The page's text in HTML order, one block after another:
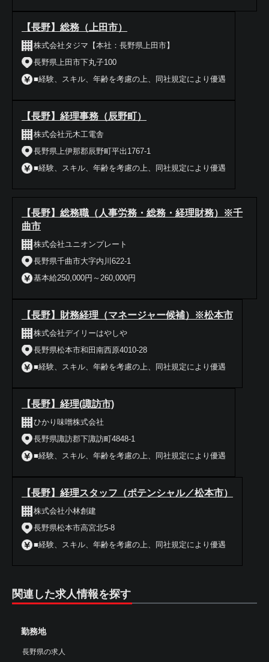
【長野】総務（上田市）
株式会社タジマ【本社：長野県上田市】
長野県上田市下丸子100
■経験、スキル、年齢を考慮の上、同社規定により優遇
【長野】経理事務（辰野町）
株式会社元木工電舎
長野県上伊那郡辰野町平出1767-1
■経験、スキル、年齢を考慮の上、同社規定により優遇
【長野】総務職（人事労務・総務・経理財務）※千
曲市
株式会社ユニオンプレート
長野県千曲市大字内川622-1
基本給250,000円～260,000円
【長野】財務経理（マネージャー候補）※松本市
株式会社デイリーはやしや
長野県松本市和田南西原4010-28
■経験、スキル、年齢を考慮の上、同社規定により優遇
【長野】経理(諏訪市)
ひかり味噌株式会社
長野県諏訪郡下諏訪町4848-1
■経験、スキル、年齢を考慮の上、同社規定により優遇
【長野】経理スタッフ（ポテンシャル／松本市）
株式会社小林創建
長野県松本市高宮北5-8
■経験、スキル、年齢を考慮の上、同社規定により優遇
関連した求人情報を探す
勤務地
長野県の求人